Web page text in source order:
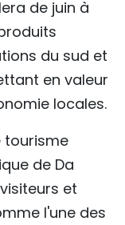
de juin à
du sud et
en valeur
locales.
tourisme
de Da
et
l'une des